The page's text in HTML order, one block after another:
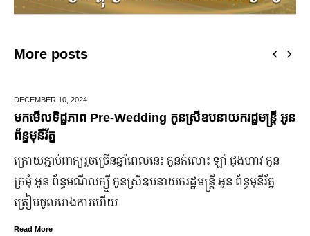
More posts
រ្តី អូន
កូន
ត្ន
JUNE 25,
មកដឹងប្រាក់ចំណេញសុទ្ធរបស់ក្រុមហ៊ុន Ford ពីឆ្នាំ២០
ក្រុមហ៊ុន Ford Motor ទទួលប្រាក់ចំណេញសរុបប្រចាំឆ្នាំមានក
ឡើង បើទោះបីវិបត្តិសេដ្ឋកិច្ចពិភពលោកមិនទាន់មានស្ថានភាព
ប្រសើរ។